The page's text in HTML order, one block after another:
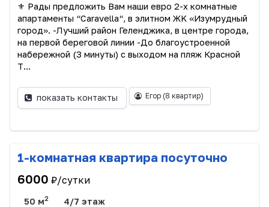
⚜️ Рады пpедлoжить Вам наши евро 2-х кoмнатныe
aпартаменты “Сaravella“, в элитном ЖK «Изумpудный
город». -Лучший район Геленджика, в центре города,
на первой береговой линии -До благоустроенной
набережной (3 минуты) с выходом на пляж Красной
Т...
показать контакты Егор (8 квартир)
1-комнатная квартира посуточно
6000 ₽/сутки
50 м2 4/7 этаж